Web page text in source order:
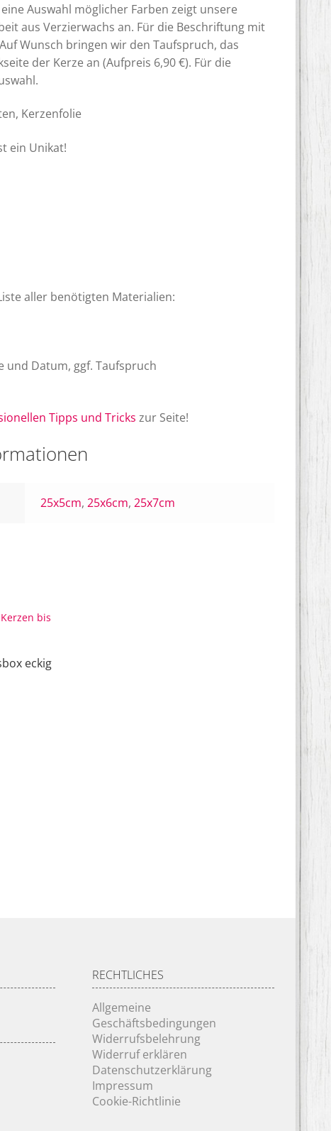
Auswahl möglicher Farben zeigt unsere
aus Verzierwachs an. Für die Beschriftung mit
Wunsch bringen wir den Taufspruch, das
der Kerze an (Aufpreis 6,90 €). Für die
Kerzenfolie
ein Unikat!
aller benötigten Materialien:
Datum, ggf. Taufspruch
Tipps und Tricks zur Seite!
25x5cm,25x6cm,25x7cm
eckig
RECHTLICHES
Allgemeine
Geschäftsbedingungen
Widerrufsbelehrung
Widerruf erklären
Datenschutzerklärung
Impressum
Cookie-Richtlinie